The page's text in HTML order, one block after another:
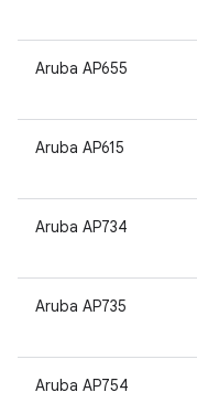
Aruba AP655
Aruba AP615
Aruba AP734
Aruba AP735
Aruba AP754